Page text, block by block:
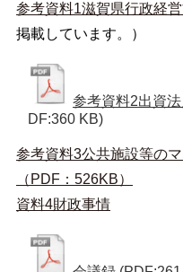
参考資料1滋賀県行政経
掲載しています。）
参考資料2出資
DF:360 KB)
参考資料3公共施設等の
（PDF：526KB）
資料4財政事情